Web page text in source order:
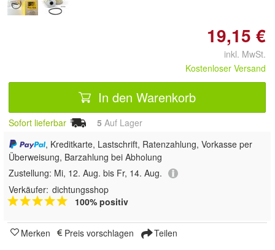
19,15 €
inkl. MwSt.
Kostenloser Versand
In den Warenkorb
Sofort lieferbar 5 Auf Lager
, Kreditkarte, Lastschrift, Ratenzahlung, Vorkasse per
Überweisung, Barzahlung bei Abholung
Zustellung: Mi, 12. Aug. bis Fr, 14. Aug.
Verkäufer: dichtungsshop
100% positiv
Merken Preis vorschlagen Teilen